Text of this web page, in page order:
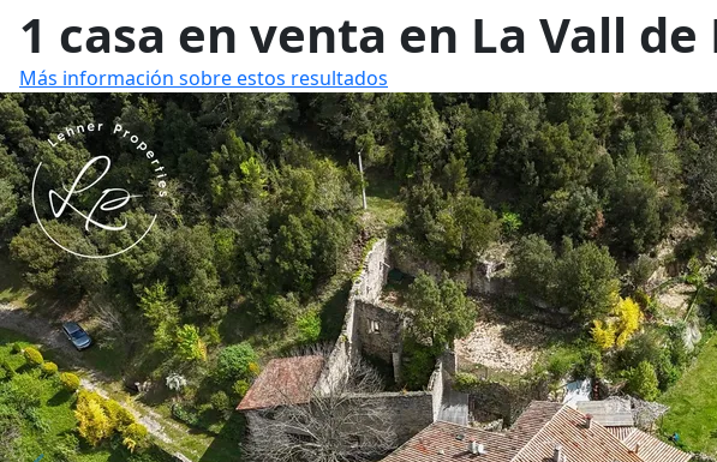
1 casa en venta en La Vall de
Más información sobre estos resultados